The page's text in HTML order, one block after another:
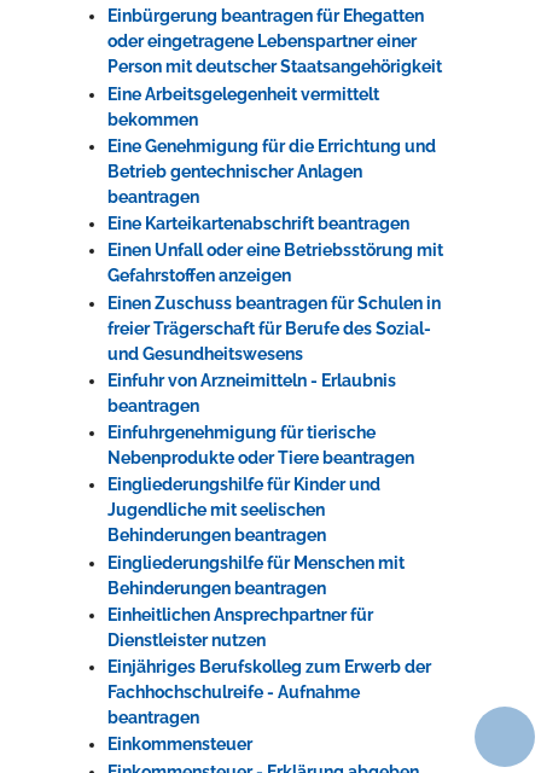
Einbürgerung beantragen für Ehegatten
oder eingetragene Lebenspartner einer
Person mit deutscher Staatsangehörigkeit
Eine Arbeitsgelegenheit vermittelt
bekommen
Eine Genehmigung für die Errichtung und
Betrieb gentechnischer Anlagen
beantragen
Eine Karteikartenabschrift beantragen
Einen Unfall oder eine Betriebsstörung mit
Gefahrstoffen anzeigen
Einen Zuschuss beantragen für Schulen in
freier Trägerschaft für Berufe des Sozial-
und Gesundheitswesens
Einfuhr von Arzneimitteln - Erlaubnis
beantragen
Einfuhrgenehmigung für tierische
Nebenprodukte oder Tiere beantragen
Eingliederungshilfe für Kinder und
Jugendliche mit seelischen
Behinderungen beantragen
Eingliederungshilfe für Menschen mit
Behinderungen beantragen
Einheitlichen Ansprechpartner für
Dienstleister nutzen
Einjähriges Berufskolleg zum Erwerb der
Fachhochschulreife - Aufnahme
beantragen
Einkommensteuer